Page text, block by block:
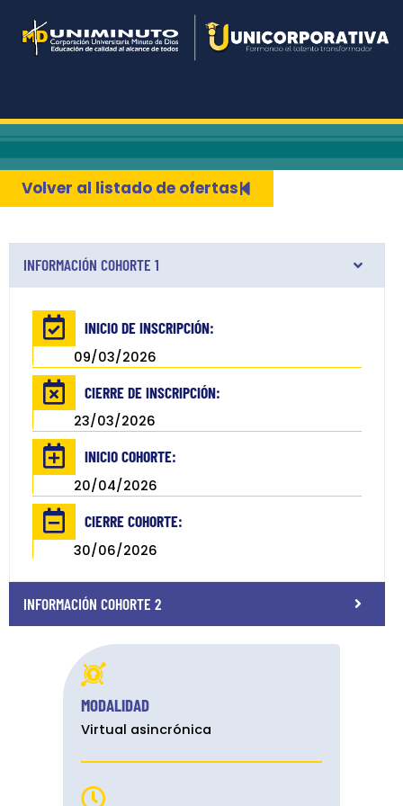
contenido
Volver al listado de ofertas
INFORMACIÓN COHORTE 1
INICIO DE INSCRIPCIÓN:
09/03/2026
CIERRE DE INSCRIPCIÓN:
23/03/2026
INICIO COHORTE:
20/04/2026
CIERRE COHORTE:
30/06/2026
INFORMACIÓN COHORTE 2
MODALIDAD
Virtual asincrónica